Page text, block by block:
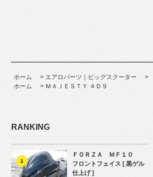
ホーム > エアロパーツ｜ビッグスクーター >
ホーム
> ＭＡＪＥＳＴＹ ４Ｄ９
RANKING
1
ＦＯＲＺＡ ＭＦ１０
フロントフェイス [ 黒ゲル
仕上げ ]